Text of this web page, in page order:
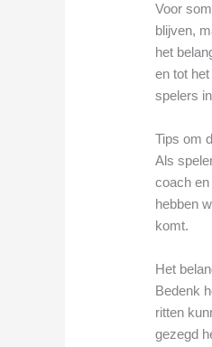
Voor
blijven,
het
en tot
spelers
Tips om
Als
coach
hebben
komt.
Het
Bedenk
ritten
gezegd